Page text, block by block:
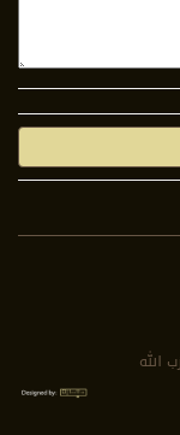
الله